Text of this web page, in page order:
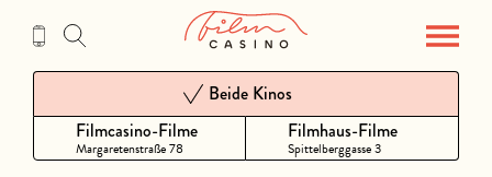
Inhalt
Filmcasino-Filme
Margaretenstraße 78
Beide Kinos
Filmhaus-Filme
Spittelberggasse 3